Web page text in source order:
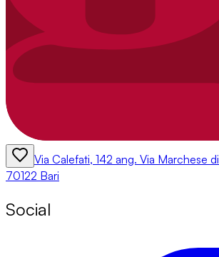
Via Calefati, 142 ang. Via Marchese
70122 Bari
Social